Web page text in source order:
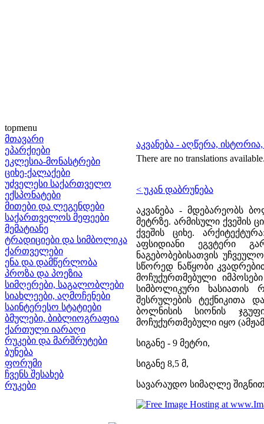
topmenu
მთავარი
ეპარქიები
ეკლესია-მონასტრები
ციხე-ქალაქები
უძველესი საქართველო
ექსპონატები
მითები და ლეგენდები
საქართველოს მეფეები
მემატიანე
ტრადიციები და სიმბოლიკა
ქართველები
ენა და დამწერლობა
პროზა და პოეზია
სიმღერები, საგალობლები
სიახლეები, აღმოჩენები
საინტერესო სტატიები
ბმულები, ბიბლიოგრაფია
ქართული იარაღი
რუკები და მარშრუტები
ბუნება
ფორუმი
ჩვენს შესახებ
რუკები
აკვანება - აღწერა,
There are no translations
< უკან დაბრუნება
აკვანება - მდებარეობს
მეტრზე. არმისული ქვეშის
ქვეშის ციხე.
აფსიდიანი ეგვტერი
ნაგებობებისათვის
სწორედ ნაწყობი
მოჩუქურთმებული
სიმბოლიკური ხასიათის
შესრულების ტექნიკითა
ბოლნისის სიონის
მოჩუქურთმებული იყო
სიგანე - 9 მეტრი,
სიგანე 8,5 მ,
სავარაუდო სიმაღლე